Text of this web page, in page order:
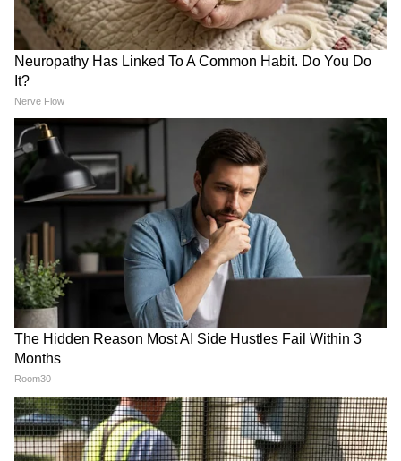
সদ্য যুব শক্তি ভরসা কার্ড নিয়ে প্রকাশ্যে এল নয়া
চমক। বিজেপির প্রতিশ্রুতি ছিল ক্ষমতায় আসলে
ডবল হবে ভাতা। এবার সেই প্রতিশ্রুতি পূরণে
উদ্যোগী সরকার। জানানো হল আগামী ১ জুন
থেকে চালু হবে এই ভাতা।
Image Credit : Asianet News
ডাউরেক্ট বেনিফিট ট্রান্সফার বা ডিবিটি-র মাধ্যমে
সরকারি উপভোক্তাদের অ্যাকাউন্টে টাকা পাঠানো
হবে। শোনা যাচ্ছে, তার আগে হবে ভেরিফিকেশন।
5